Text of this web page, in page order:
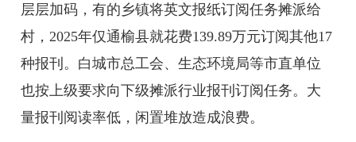
层层加码，有的乡镇将英文报纸订阅任务摊派给
村，2025年仅通榆县就花费139.89万元订阅其他17
种报刊。白城市总工会、生态环境局等市直单位
也按上级要求向下级摊派行业报刊订阅任务。大
量报刊阅读率低，闲置堆放造成浪费。